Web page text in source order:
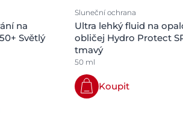
na
Světlý
Sluneční ochrana
Ultra lehký fluid na
obličej Hydro Protect
tmavý
50 ml
Koupit